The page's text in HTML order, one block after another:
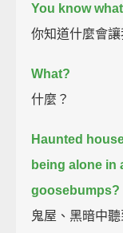
You know
你知道什麼會
What?
什麼？
Haunted
being alone in
goosebumps?
鬼屋、黑暗中